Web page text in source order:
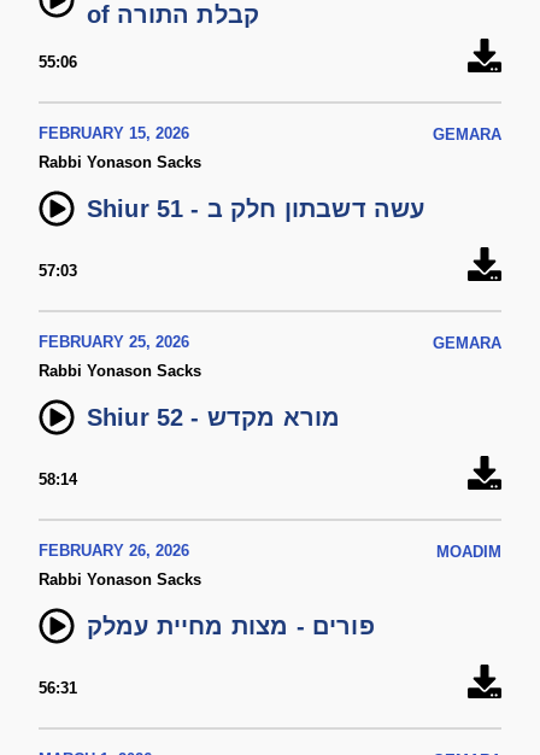
of קבלת התורה
55:06
FEBRUARY 15, 2026
GEMARA
Rabbi Yonason Sacks
Shiur 51 - עשה דשבתון חלק ב
57:03
FEBRUARY 25, 2026
GEMARA
Rabbi Yonason Sacks
Shiur 52 - מורא מקדש
58:14
FEBRUARY 26, 2026
MOADIM
Rabbi Yonason Sacks
פורים - מצות מחיית עמלק
56:31